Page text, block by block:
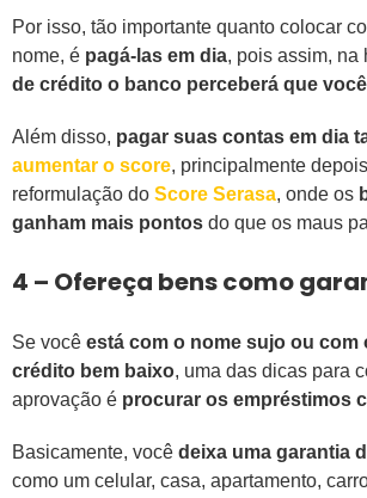
Por isso, tão importante quanto colocar
nome, é pagá-las em dia, pois assim, na
de crédito o banco perceberá que
Além disso, pagar suas contas em dia
aumentar o score, principalmente
reformulação do Score Serasa, onde os
ganham mais pontos do que os maus
4 – Ofereça bens como
Se você está com o nome sujo ou com
crédito bem baixo, uma das dicas para
aprovação é procurar os empréstimos
Basicamente, você deixa uma garantia
como um celular, casa, apartamento,